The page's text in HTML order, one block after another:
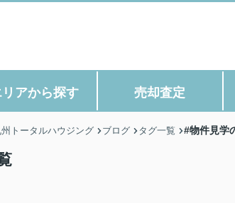
リアから探す 売却査定
トータルハウジング ブログ タグ一覧 #物件見学